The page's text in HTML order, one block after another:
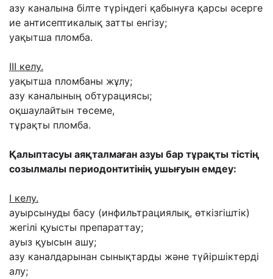
азу каналына білте түріндегі қабынуға қарсы әсерге
ие антисептикалық затты енгізу;
уақытша пломба.
ІІІ келу.
уақытша пломбаны жұлу;
азу каналының обтурациясы;
оқшаулайтын төсеме,
тұрақты пломба.
Қалыптасуы аяқталмаған азуы бар тұрақты тістің
созылмалы периодонтитінің ушығуын емдеу:
І келу.
ауырсынуды басу (инфильтрациялық, өткізгіштік)
жегілі қуысты препараттау;
ауыз қуысын ашу;
азу каналдарынан сынықтарды және түйіршіктерді
алу;